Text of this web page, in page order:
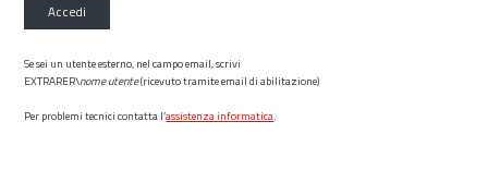
Accedi
Se sei un utente esterno, nel campo email, scrivi
EXTRARER\nome utente(ricevuto tramite email di abilitazione)
Per problemi tecnici contatta l’assistenza informatica.